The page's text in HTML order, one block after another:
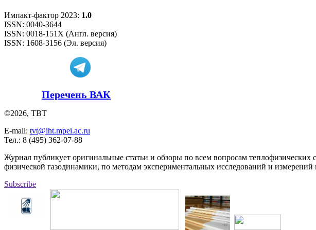
Импакт-фактор 2023: 1.0
ISSN: 0040-3644
ISSN: 0018-151X (Англ. версия)
ISSN: 1608-3156 (Эл. версия)
Перечень ВАК
©2026, ТВТ
E-mail: tvt@iht.mpei.ac.ru
Тел.: 8 (495) 362-07-88
Журнал публикует оригинальные статьи и обзоры по всем вопросам
физической газодинамики, по методам экспериментальных исследований и
Subscribe